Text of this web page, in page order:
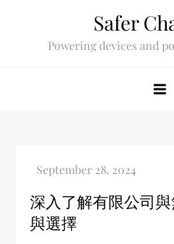
Safer
Powering devices and
深入了解有限公司
與選擇